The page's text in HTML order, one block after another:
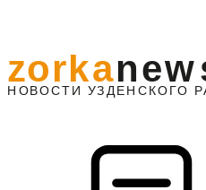
НО ВОСТИ УЗДЕНС КО ГО Р
zorkanew